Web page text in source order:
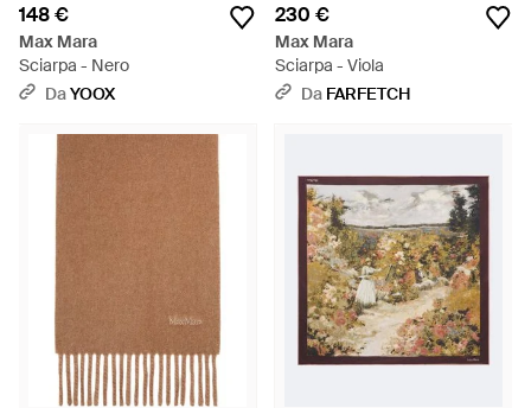
148 €
Max Mara
Sciarpa - Nero
DaYOOX
230 €
Max Mara
Sciarpa - Viola
Da FARFETCH